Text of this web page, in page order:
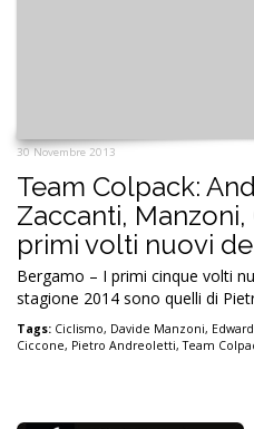
30 Novembre 2013
Team Colpack:
Zaccanti, Manzoni,
primi volti nuovi
Bergamo – I primi cinque volti
stagione 2014 sono quelli di
Tags: Ciclismo, Davide Manzoni,
Ciccone, Pietro Andreoletti,Team